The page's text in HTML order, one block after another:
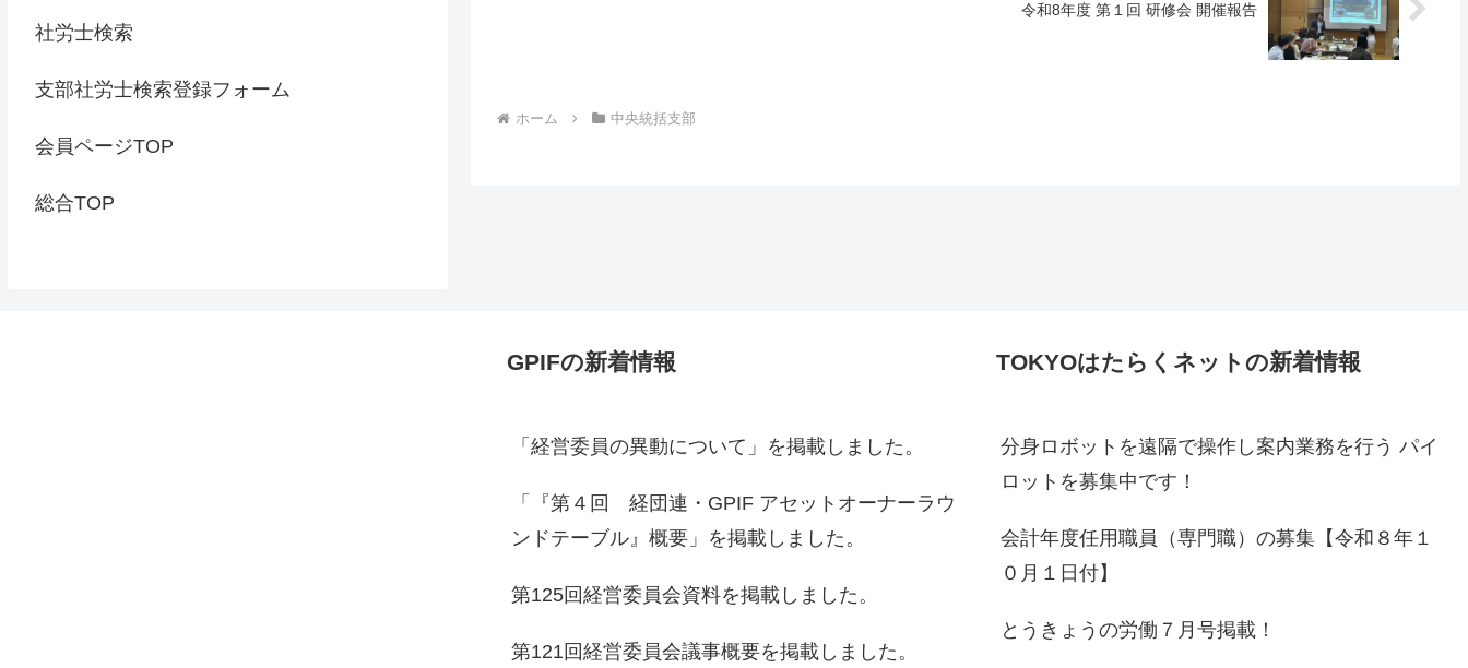
令和8年度 第１回 研修会 開催報告
ホーム 中央統括支部
社労士検索
支部社労士検索登録フォーム
会員ページTOP
総合TOP
GPIFの新着情報
「経営委員の異動について」を掲載しました。
「『第４回 経団連・GPIF アセットオーナーラウ
ンドテーブル』概要」を掲載しました。
第125回経営委員会資料を掲載しました。
第121回経営委員会議事概要を掲載しました。
TOKYOはたらくネットの新着情報
分身ロボットを遠隔で操作し案内業務を行う パイ
ロットを募集中です！
会計年度任用職員（専門職）の募集【令和８年１
０月１日付】
とうきょうの労働７月号掲載！